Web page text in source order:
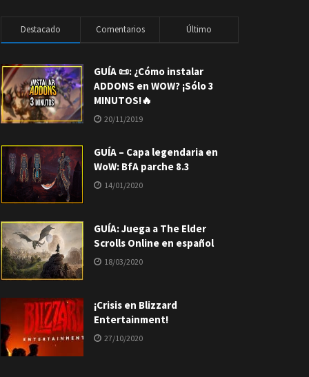
Destacado Comentarios Último
GUÍA 📜: ¿Cómo instalar
ADDONS en WOW? ¡Sólo 3
MINUTOS!🔥
20/11/2019
GUÍA – Capa legendaria en
WoW: BfA parche 8.3
14/01/2020
GUÍA: Juega a The Elder
Scrolls Online en español
18/03/2020
¡Crisis en Blizzard
Entertainment!
27/10/2020